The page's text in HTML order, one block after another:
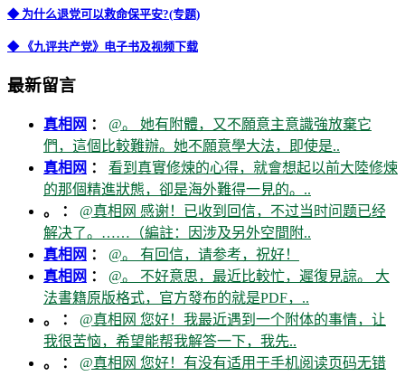
◆ 为什么退党可以救命保平安?(专题)
◆ 《九评共产党》电子书及视频下载
最新留言
真相网 ： @。 她有附體，又不願意主意識強放棄它
們，這個比較難辦。她不願意學大法，即使是..
真相网 ： 看到真實修煉的心得，就會想起以前大陸修煉
的那個精進狀態，卻是海外難得一見的。..
。 ： @真相网 感谢！已收到回信，不过当时问题已经
解决了。……（編註：因涉及另外空間附..
真相网 ： @。 有回信，请参考，祝好！
真相网 ： @。 不好意思，最近比較忙，遲復見諒。 大
法書籍原版格式，官方發布的就是PDF，..
。 ： @真相网 您好！我最近遇到一个附体的事情，让
我很苦恼，希望能帮我解答一下，我先..
。 ： @真相网 您好！有没有适用于手机阅读页码无错